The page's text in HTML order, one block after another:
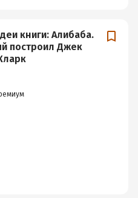
книги: Алибаба.
построил Джек